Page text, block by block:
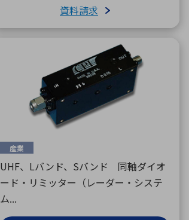
資料請求
産業
UHF、Lバンド、Sバンド 同軸ダイオ
ード・リミッター（レーダー・システ
ム...